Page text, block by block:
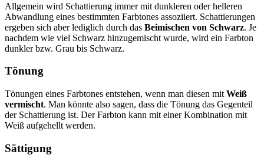
Allgemein wird Schattierung immer mit dunkleren oder helleren
Abwandlung eines bestimmten Farbtones assoziiert. Schattierungen
ergeben sich aber lediglich durch das Beimischen von Schwarz. Je
nachdem wie viel Schwarz hinzugemischt wurde, wird ein Farbton
dunkler bzw. Grau bis Schwarz.
Tönung
Tönungen eines Farbtones entstehen, wenn man diesen mit Weiß
vermischt. Man könnte also sagen, dass die Tönung das Gegenteil
der Schattierung ist. Der Farbton kann mit einer Kombination mit
Weiß aufgehellt werden.
Sättigung